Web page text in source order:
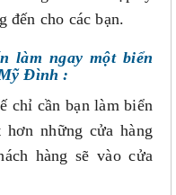
đến cho các bạn.
làm ngay một biển
Đình :
chỉ cần bạn làm biển
những cửa hàng
hàng sẽ vào cửa